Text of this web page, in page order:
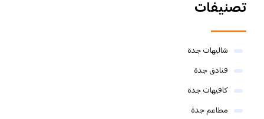
تصنيفات
شاليهات جدة
فنادق جدة
كافيهات جدة
مطاعم جدة